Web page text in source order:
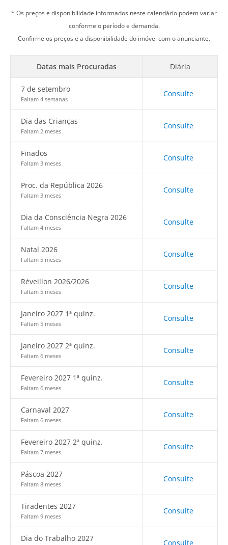
* Os preços e disponibilidade informados neste calendário podem variar
conforme o período e demanda.
Confirme os preços e a disponibilidade do imóvel com o anunciante.
Datas mais Procuradas Diária
7 de setembro
Faltam 4 semanas
Consulte
Dia das Crianças
Faltam 2 meses
Consulte
Finados
Faltam 3 meses
Consulte
Proc. da República 2026
Faltam 3 meses
Consulte
Dia da Consciência Negra 2026
Faltam 4 meses
Consulte
Natal 2026
Faltam 5 meses
Consulte
Réveillon 2026/2026
Faltam 5 meses
Consulte
Janeiro 2027 1ª quinz.
Faltam 5 meses
Consulte
Janeiro 2027 2ª quinz.
Faltam 6 meses
Consulte
Fevereiro 2027 1ª quinz.
Faltam 6 meses
Consulte
Carnaval 2027
Faltam 6 meses
Consulte
Fevereiro 2027 2ª quinz.
Faltam 7 meses
Consulte
Páscoa 2027
Faltam 8 meses
Consulte
Tiradentes 2027
Faltam 9 meses
Consulte
Dia do Trabalho 2027 Consulte